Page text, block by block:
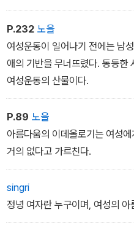
경제학자 마빈 해리스(Marvin
순한” 예비 노동자라며 “따라서
사람 다루는 일을 하기에 좋은
고용주에게 가장 도움이 되는 노
인 따분한 일에 대한 참을성, 포
일하는 여성보다 자기를 관리하
에 대한 통제력 부족이다. 더 높
는 남성 같거나 유리천장을 너무
아들여지고, 상층에 있는 얼마 안
을 길러내는 최신 최상의 훈련
간에 이 모든 것을 하고, 여가 시
P.232 노을
여성운동이 일어나기 전에는 남
애의 기반을 무너뜨렸다. 동등한
여성운동의 산물이다.
P.89 노을
아름다움의 이데올로기는 여성
거의 없다고 가르친다.
singri
정녕 여자란 누구이며, 여성의 아